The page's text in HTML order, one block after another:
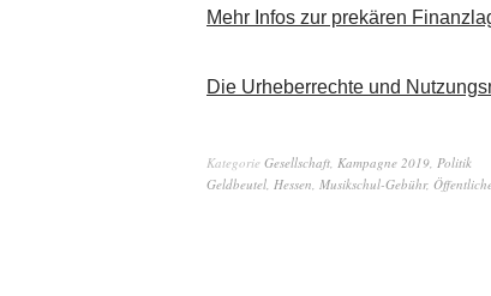
Mehr Infos zur prekären
Die Urheberrechte und
Kategorie Gesellschaft Kampagne 2019 Politik
Geldbeutel Hessen Musikschul-Gebühr,